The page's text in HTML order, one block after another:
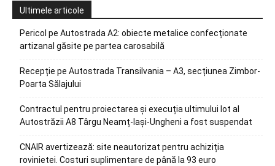
Ultimele articole
Pericol pe Autostrada A2: obiecte metalice confecționate
artizanal găsite pe partea carosabilă
Recepție pe Autostrada Transilvania – A3, secțiunea Zimbor-
Poarta Sălajului
Contractul pentru proiectarea și execuția ultimului lot al
Autostrăzii A8 Târgu Neamț-Iași-Ungheni a fost suspendat
CNAIR avertizează: site neautorizat pentru achiziția
rovinietei. Costuri suplimentare de până la 93 euro